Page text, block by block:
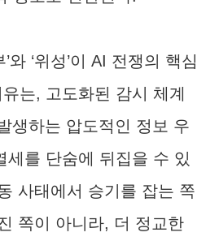
와 ‘위성’이 AI 전쟁의 핵심
는, 고도화된 감시 체계
생하는 압도적인 정보 우
세를 단숨에 뒤집을 수 있
사태에서 승기를 잡는 쪽
쪽이 아니라, 더 정교한